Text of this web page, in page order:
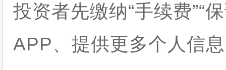
投资者先缴纳“手续费”“
APP、提供更多个人信